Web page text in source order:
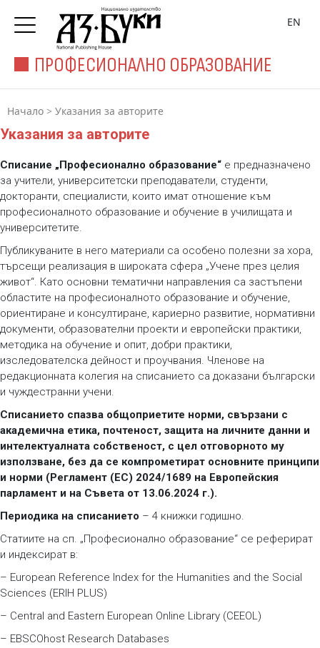
ПРОФЕСИОНАЛНО ОБРАЗОВАНИЕ
EN
Начало > Указания за авторите
Указания за авторите
Списание „Професионално образование“ е предназначено
за учители, университетски преподаватели, студенти,
докторанти, специалисти, които имат отношение към
професионалното образование и обучение в училищата и
университетите.
Публикуваните в него материали са особено полезни за хора,
търсещи реализация в широката сфера „Учене през целия
живот“. Като основни тематични направления са застъпени
областите на професионалното образование и обучение,
ориентиране и консултиране, кариерно развитие, нормативни
документи, образователни проекти и европейски практики,
методика на обучение и опит, добри практики,
изследователска дейност и проучвания. Членове на
редакционната колегия на списанието са доказани български
и чуждестранни учени.
Списанието спазва общоприетите норми, свързани с
академична етика, почтеност, защита на личните данни и
интелектуалната собственост, с цел отговорното му
използване, без да се компрометират основните принципи
и норми (Регламент (ЕС) 2024/1689 на Европейския
парламент и на Съвета от 13.06.2024 г.).
Периодика на списанието – 4 книжки годишно.
Статиите на сп. „Професионално образование“ се реферират
и индексират в:
– European Reference Index for the Humanities and the Social
Sciences (ERIH PLUS)
– Central and Eastern European Online Library (CEEOL)
– EBSCOhost Research Databases